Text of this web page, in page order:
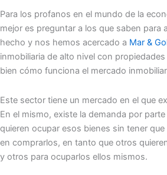
Para los profanos en el mundo de la
mejor es preguntar a los que saben para
hecho y nos hemos acercado a Mar &
inmobiliaria de alto nivel con
bien cómo funciona el mercado
Este sector tiene un mercado en el que
En el mismo, existe la demanda por
quieren ocupar esos bienes sin tener
en comprarlos, en tanto que otros
y otros para ocuparlos ellos mismos.